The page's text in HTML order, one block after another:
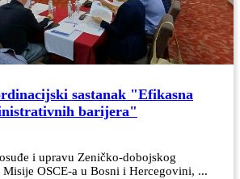
sastanak "Efikasna
barijera"
i upravu Zeničko-dobojskog
OSCE-a u Bosni i Hercegovini, ...